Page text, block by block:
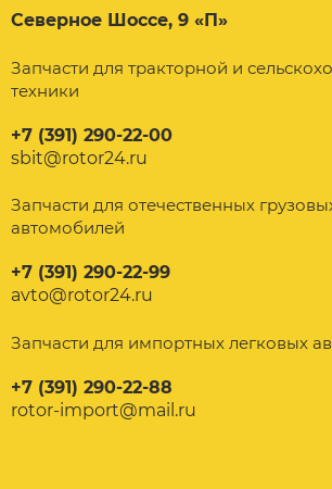
Северное Шоссе, 9 «П»
Запчасти для тракторной и
техники
+7 (391) 290-22-00
sbit@rotor24.ru
Запчасти для отечественных
автомобилей
+7 (391) 290-22-99
avto@rotor24.ru
Запчасти для импортных легковых
+7 (391) 290-22-88
rotor-import@mail.ru